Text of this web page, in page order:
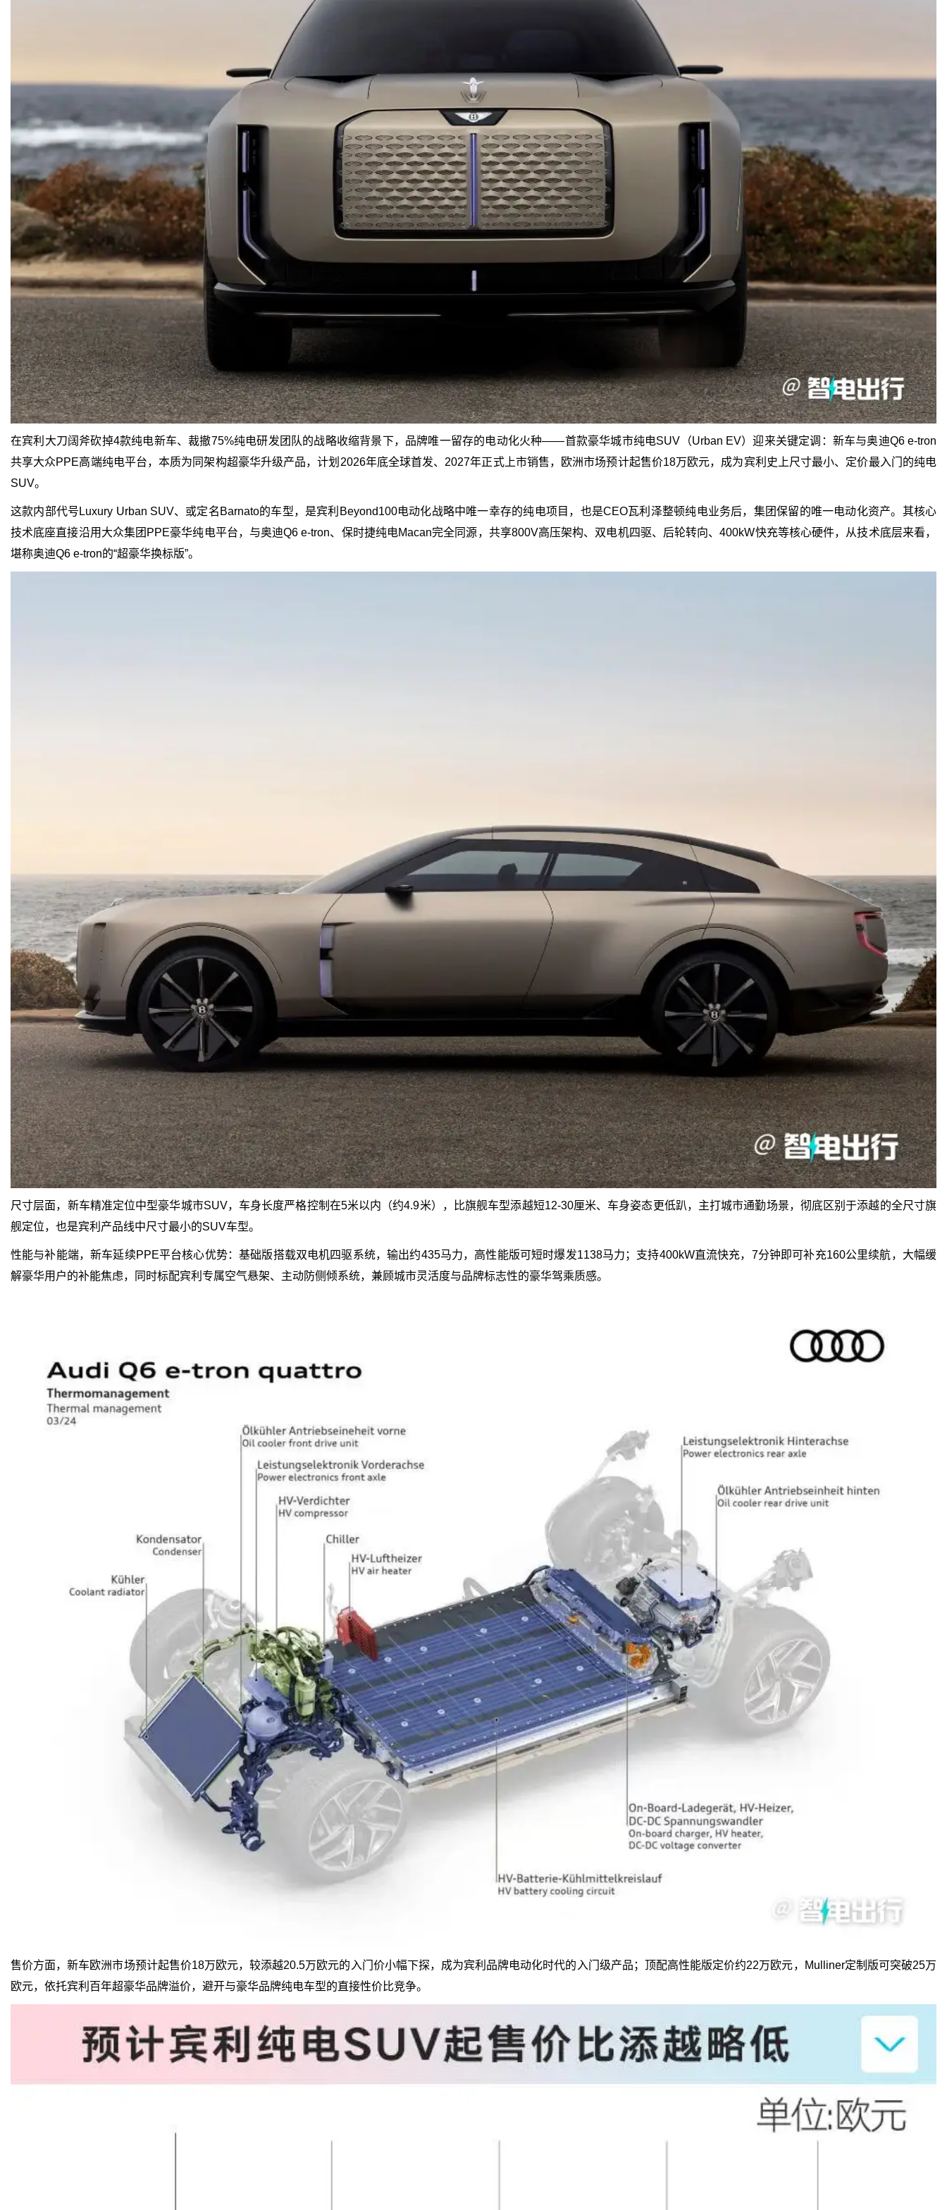
在宾利大刀阔斧砍掉4款纯电新车、裁撤75%纯电研发团队的战略收缩背景下，品牌唯一留存的电动化火种——首款豪华城市纯电SUV（Urban EV）迎来关键定调：新车与奥迪Q6 e‑tron
共享大众PPE高端纯电平台，本质为同架构超豪华升级产品，计划2026年底全球首发、2027年正式上市销售，欧洲市场预计起售价18万欧元，成为宾利史上尺寸最小、定价最入门的纯电
SUV。
这款内部代号Luxury Urban SUV、或定名Barnato的车型，是宾利Beyond100电动化战略中唯一幸存的纯电项目，也是CEO瓦利泽整顿纯电业务后，集团保留的唯一电动化资产。其核心
技术底座直接沿用大众集团PPE豪华纯电平台，与奥迪Q6 e‑tron、保时捷纯电Macan完全同源，共享800V高压架构、双电机四驱、后轮转向、400kW快充等核心硬件，从技术底层来看，
堪称奥迪Q6 e‑tron的“超豪华换标版”。
尺寸层面，新车精准定位中型豪华城市SUV，车身长度严格控制在5米以内（约4.9米），比旗舰车型添越短12‑30厘米、车身姿态更低趴，主打城市通勤场景，彻底区别于添越的全尺寸旗
舰定位，也是宾利产品线中尺寸最小的SUV车型。
性能与补能端，新车延续PPE平台核心优势：基础版搭载双电机四驱系统，输出约435马力，高性能版可短时爆发1138马力；支持400kW直流快充，7分钟即可补充160公里续航，大幅缓
解豪华用户的补能焦虑，同时标配宾利专属空气悬架、主动防侧倾系统，兼顾城市灵活度与品牌标志性的豪华驾乘质感。
售价方面，新车欧洲市场预计起售价18万欧元，较添越20.5万欧元的入门价小幅下探，成为宾利品牌电动化时代的入门级产品；顶配高性能版定价约22万欧元，Mulliner定制版可突破25万
欧元，依托宾利百年超豪华品牌溢价，避开与豪华品牌纯电车型的直接性价比竞争。